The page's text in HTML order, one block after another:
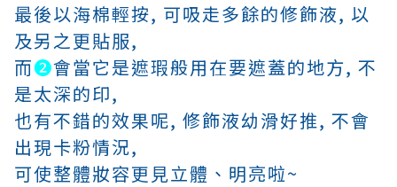
最後以海棉輕按, 可吸走多餘的修飾液, 以
及另之更貼服,
而❷會當它是遮瑕般用在要遮蓋的地方, 不
是太深的印,
也有不錯的效果呢, 修飾液幼滑好推, 不會
出現卡粉情況,
可使整體妝容更見立體 、 明亮啦~